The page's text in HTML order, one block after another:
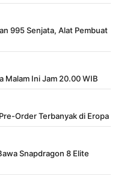
995 Senjata, Alat Pembuat
Malam Ini Jam 20.00 WIB
Order Terbanyak di Eropa
Snapdragon 8 Elite